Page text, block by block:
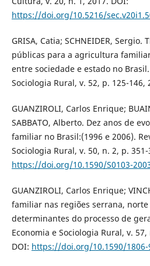
https://doi.org/10.5216/
GRISA, Catia; SCHNEIDER,
públicas para a agricultura
entre sociedade e estado no
Sociologia Rural, v. 52, p. 125-146,
GUANZIROLI, Carlos Enrique;
SABBATO, Alberto. Dez anos de
familiar no Brasil:(1996 e 2006).
Sociologia Rural, v. 50, n. 2, p.
https://doi.org/10.1590/S0103-
GUANZIROLI, Carlos Enrique;
familiar nas regiões serrana,
determinantes do processo de
Economia e Sociologia Rural, v.
DOI: https://doi.org/10.1590/1806-